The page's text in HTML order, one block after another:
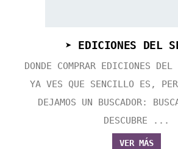
➤ EDICIONES DEL
DONDE COMPRAR EDICIONES
YA VES QUE SENCILLO ES,
DEJAMOS UN BUSCADOR:
DESCUBRE ...
VER MÁS